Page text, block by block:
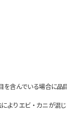
含んでいる場合に品
りエビ・カニが混